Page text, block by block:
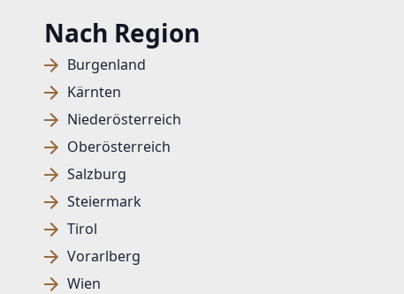
Nach Region
Burgenland
Kärnten
Niederösterreich
Oberösterreich
Salzburg
Steiermark
Tirol
Vorarlberg
Wien